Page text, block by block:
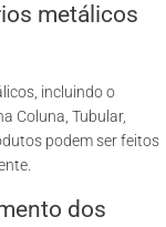
metálicos
incluindo o
Coluna, Tubular,
podem ser feitos
dos